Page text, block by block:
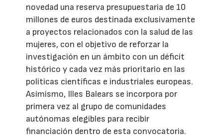
novedad una reserva presupuestaria de 10
millones de euros destinada exclusivamente
a proyectos relacionados con la salud de las
mujeres, con el objetivo de reforzar la
investigación en un ámbito con un déficit
histórico y cada vez más prioritario en las
políticas científicas e industriales europeas.
Asimismo, Illes Balears se incorpora por
primera vez al grupo de comunidades
autónomas elegibles para recibir
financiación dentro de esta convocatoria.